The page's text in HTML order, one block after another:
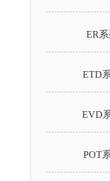
ER系
ETD
EVD
POT